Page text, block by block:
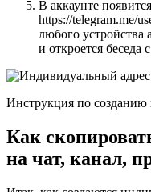
В аккаунте
https://telegram.me/
любого устройства
и откроется беседа
Инструкция по созданию
Как
на чат, канал,